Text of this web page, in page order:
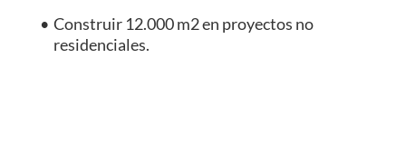
Construir 12.000 m2 en proyectos no
residenciales.